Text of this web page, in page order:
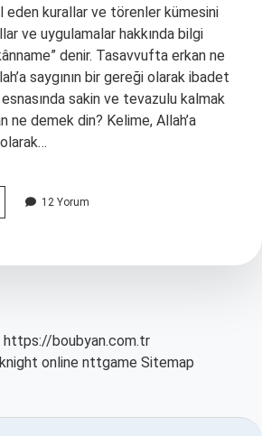
eden kurallar ve törenler kümesini
ve uygulamalar hakkında bilgi
denir. Tasavvufta erkan ne
saygının bir gereği olarak ibadet
sakin ve tevazulu kalmak
ne demek din? Kelime, Allah’a
12 Yorum
https://boubyan.com.tr
knight online nttgame Sitemap